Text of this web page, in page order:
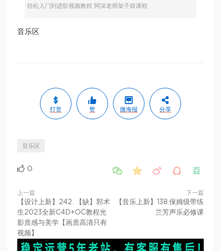
轻松入门到进阶视频教程 阿深老师架子鼓课程
音乐区
打赏 赞 微海报 分享
音乐区
0     
上一篇
【设计上新】242. 【缺】郭术
生2023全新C4D+OC教程光
影质感与美学【画质高清只有
视频】
下一篇
【音乐上新】138.保姆级带练
兰芳声乐必修课